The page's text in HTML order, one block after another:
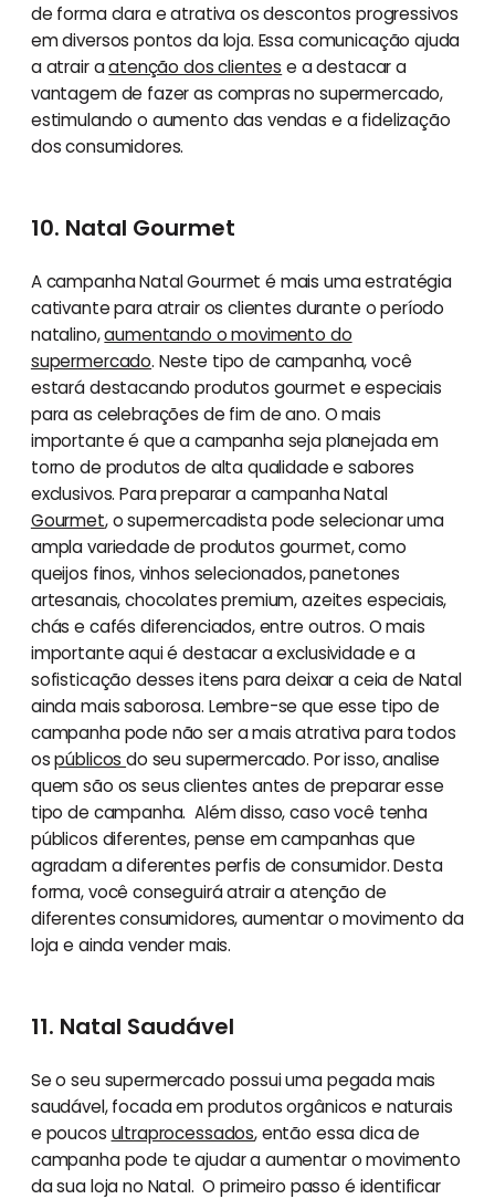
de forma clara e atrativa os descontos progressivos
em diversos pontos da loja. Essa comunicação ajuda
a atrair aatenção dos clientes e a destacar a
vantagem de fazer as compras no supermercado,
estimulando o aumento das vendas e a fidelização
dos consumidores.
10. Natal Gourmet
A campanha Natal Gourmet é mais uma estratégia
cativante para atrair os clientes durante o período
natalino,aumentando o movimento do
supermercado. Neste tipo de campanha, você
estará destacando produtos gourmet e especiais
para as celebrações de fim de ano. O mais
importante é que a campanha seja planejada em
torno de produtos de alta qualidade e sabores
exclusivos. Para preparar a campanha Natal
Gourmet, o supermercadista pode selecionar uma
ampla variedade de produtos gourmet, como
queijos finos, vinhos selecionados, panetones
artesanais, chocolates premium, azeites especiais,
chás e cafés diferenciados, entre outros. O mais
importante aqui é destacar a exclusividade e a
sofisticação desses itens para deixar a ceia de Natal
ainda mais saborosa. Lembre-se que esse tipo de
campanha pode não ser a mais atrativa para todos
ospúblicosdo seu supermercado. Por isso, analise
quem são os seus clientes antes de preparar esse
tipo de campanha. Além disso, caso você tenha
públicos diferentes, pense em campanhas que
agradam a diferentes perfis de consumidor. Desta
forma, você conseguirá atrair a atenção de
diferentes consumidores, aumentar o movimento da
loja e ainda vender mais.
11. Natal Saudável
Se o seu supermercado possui uma pegada mais
saudável, focada em produtos orgânicos e naturais
e poucos ultraprocessados, então essa dica de
campanha pode te ajudar a aumentar o movimento
da sua loja no Natal. O primeiro passo é identificar